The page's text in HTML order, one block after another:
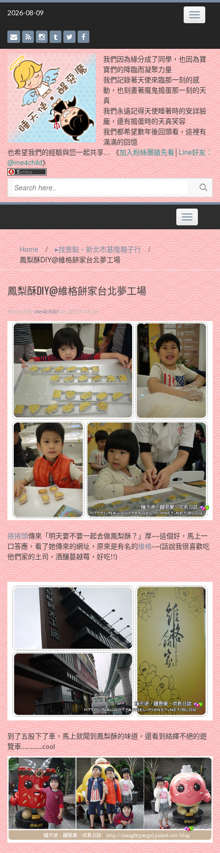
Skip
2026-08-09 Toggle
我們因為緣分成了同學，也因為寶
寶們的降臨而凝聚力量
我們記錄著天使來臨那一刻的感
動，也刻畫著魔鬼搗蛋那一刻的天
真
我們永遠記得天使睡著時的安詳臉
龐，還有搗蛋時的天真笑容
我們都希望數年後回頭看，這裡有
滿滿的回憶
也希望我們的經驗與您一起共享… 《加入粉絲團搶先看│Line好友：
@me4child》
Toggle
navigation
Home / ▸找景點‧新北市基隆親子行
/
鳳梨酥DIY@維格餅家台北夢工場
鳳梨酥DIY@維格餅家台北夢工場
Posted Byme4childon 2013-04-26
捲捲頭傳來「明天要不要一起去做鳳梨酥？」厚~~這個好，馬上一
口答應，看了她傳來的網址，原來是有名的維格~~(話說我很喜歡吃
他們家的土司，酒釀蔓越莓，好吃!!)
到了五股下了車，馬上就聞到鳳梨酥的味道，還看到絡繹不絕的遊
覽車………….cool